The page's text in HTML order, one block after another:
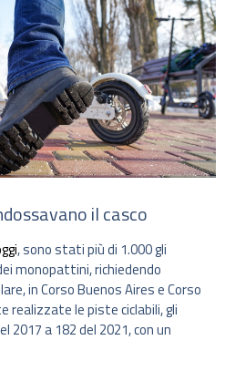
il casco
, sono stati più di 1.000 gli
monopattini, richiedendo
in Corso Buenos Aires e Corso
realizzate le piste ciclabili, gli
2017 a 182 del 2021, con un